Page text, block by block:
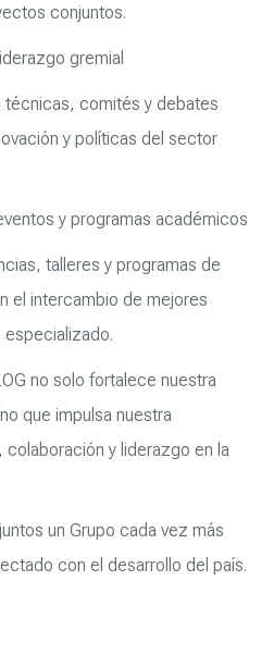
conjuntos.
gremial
técnicas, comités y debates
y políticas del sector
y programas académicos
talleres y programas de
el intercambio de mejores
no solo fortalece nuestra
que impulsa nuestra
y liderazgo en la
un Grupo cada vez más
con el desarrollo del país.